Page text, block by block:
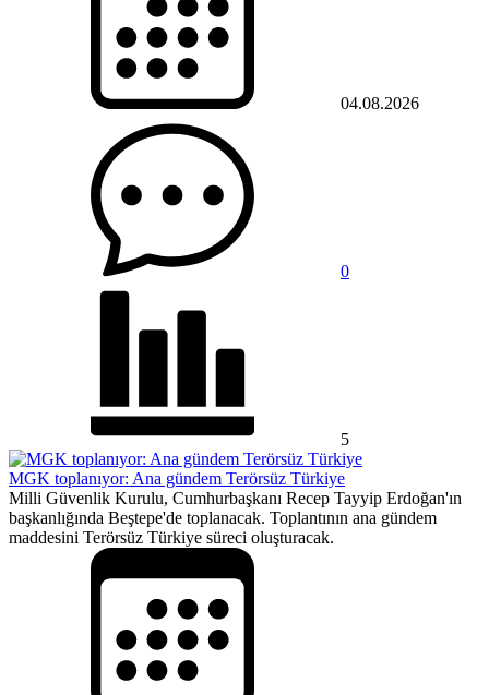
04.08.2026
0
5
MGK toplanıyor: Ana gündem Terörsüz Türkiye
Milli Güvenlik Kurulu, Cumhurbaşkanı Recep Tayyip Erdoğan'ın
başkanlığında Beştepe'de toplanacak. Toplantının ana gündem
maddesini Terörsüz Türkiye süreci oluşturacak.